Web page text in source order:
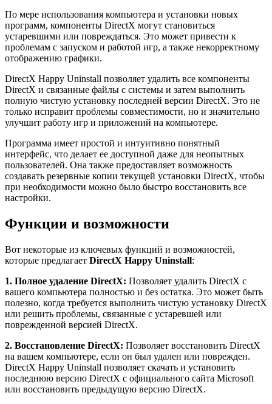
По мере использования компьютера и установки новых
программ, компоненты DirectX могут становиться
устаревшими или повреждаться. Это может привести к
проблемам с запуском и работой игр, а также некорректному
отображению графики.
DirectX Happy Uninstall позволяет удалить все компоненты
DirectX и связанные файлы с системы и затем выполнить
полную чистую установку последней версии DirectX. Это не
только исправит проблемы совместимости, но и значительно
улучшит работу игр и приложений на компьютере.
Программа имеет простой и интуитивно понятный
интерфейс, что делает ее доступной даже для неопытных
пользователей. Она также предоставляет возможность
создавать резервные копии текущей установки DirectX, чтобы
при необходимости можно было быстро восстановить все
настройки.
Функции и возможности
Вот некоторые из ключевых функций и возможностей,
которые предлагает DirectX Happy Uninstall:
1. Полное удаление DirectX: Позволяет удалить DirectX с
вашего компьютера полностью и без остатка. Это может быть
полезно, когда требуется выполнить чистую установку DirectX
или решить проблемы, связанные с устаревшей или
поврежденной версией DirectX.
2. Восстановление DirectX: Позволяет восстановить DirectX
на вашем компьютере, если он был удален или поврежден.
DirectX Happy Uninstall позволяет скачать и установить
последнюю версию DirectX с официального сайта Microsoft
или восстановить предыдущую версию DirectX.